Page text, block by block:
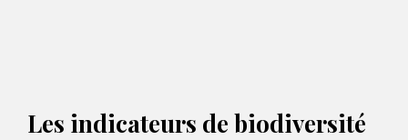
Les indicateurs de biodiversité